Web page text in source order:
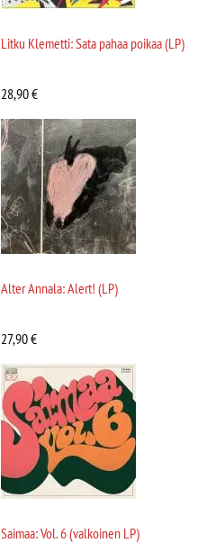
Litku Klemetti: Sata pahaa poikaa (LP)
28,90€
Alter Annala: Alert! (LP)
27,90€
Saimaa: Vol. 6 (valkoinen LP)